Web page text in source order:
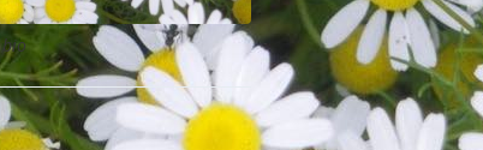
Conditionnement :
Minimum de graines
Surface couverte : 55